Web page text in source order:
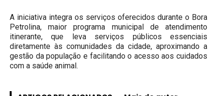
A iniciativa integra os serviços oferecidos durante o Bora
Petrolina, maior programa municipal de atendimento
itinerante, que leva serviços públicos essenciais
diretamente às comunidades da cidade, aproximando a
gestão da população e facilitando o acesso aos cuidados
com a saúde animal.